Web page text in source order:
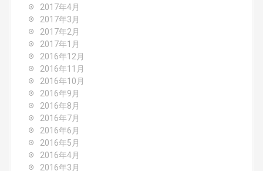
2017年4月
2017年3月
2017年2月
2017年1月
2016年12月
2016年11月
2016年10月
2016年9月
2016年8月
2016年7月
2016年6月
2016年5月
2016年4月
2016年3月